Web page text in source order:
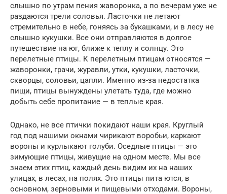
слышно по утрам пения жаворонка, а по вечерам уже не
раздаются трели соловья. Ласточки не летают
стремительно в небе, гоняясь за букашками, и в лесу не
слышно кукушки. Все они отправляются в долгое
путешествие на юг, ближе к теплу и солнцу. Это
перелетные птицы. К перелетным птицам относятся —
жаворонки, грачи, журавли, утки, кукушки, ласточки,
скворцы, соловьи, цапли. Именно из-за недостатка
пищи, птицы вынуждены улетать туда, где можно
добыть себе пропитание — в теплые края.
Однако, не все птички покидают наши края. Круглый
год под нашими окнами чирикают воробьи, каркают
вороны и курлыкают голуби. Оседлые птицы — это
зимующие птицы, живущие на одном месте. Мы все
знаем этих птиц, каждый день видим их на наших
улицах, в лесах, на полях. Это птицы пита ются, в
основном, зерновыми и пищевыми отходами. Вороны,